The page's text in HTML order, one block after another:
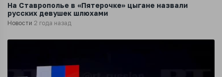
На Ставрополье в «Пятерочке» цыгане назвали
русских девушек шлюхами
Новости 2 года назад